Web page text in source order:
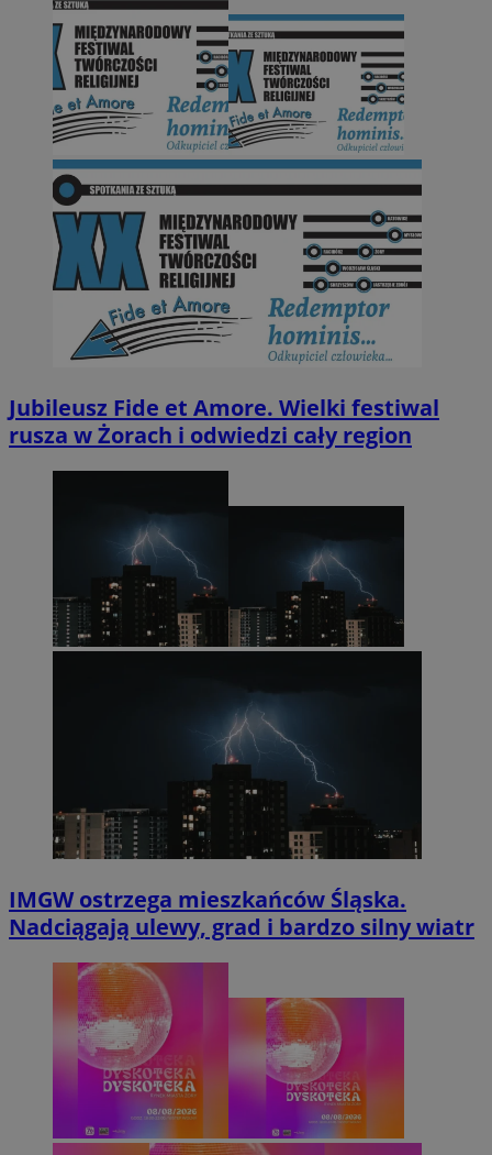
Jubileusz Fide et Amore. Wielki festiwal
rusza w Żorach i odwiedzi cały region
IMGW ostrzega mieszkańców Śląska.
Nadciągają ulewy, grad i bardzo silny wiatr